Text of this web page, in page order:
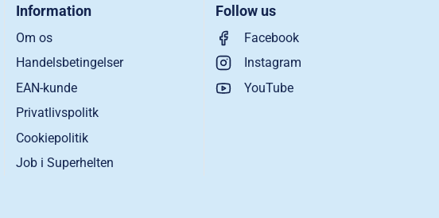
Information
Om os
Handelsbetingelser
EAN-kunde
Privatlivspolitk
Cookiepolitik
Job i Superhelten
Follow us
Facebook
Instagram
YouTube